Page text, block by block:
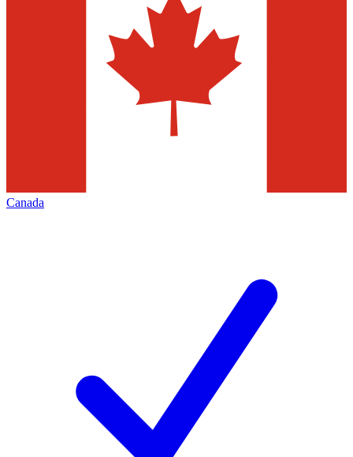
Canada